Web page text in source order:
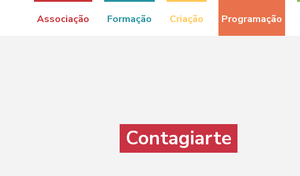
Associação Formação Criação Programação
Contagiarte